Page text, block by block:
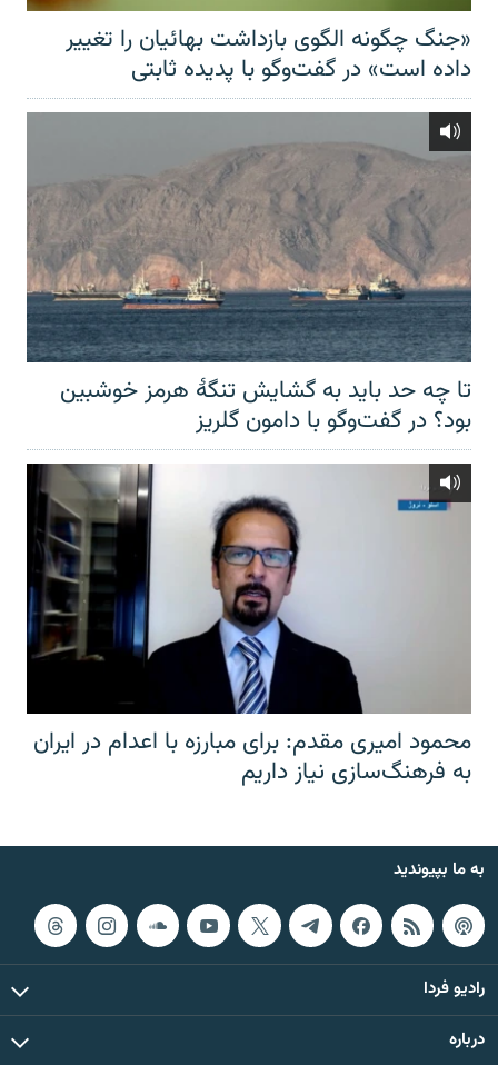
«جنگ چگونه الگوی بازداشت بهائیان را تغییر
داده است» در گفت‌وگو با پدیده ثابتی
تا چه حد باید به گشایش تنگهٔ هرمز خوشبین
بود؟ در گفت‌وگو با دامون گلریز
محمود امیری مقدم: برای مبارزه با اعدام در ایران
به فرهنگ‌سازی نیاز داریم
به ما بپیوندید
رادیو فردا
درباره